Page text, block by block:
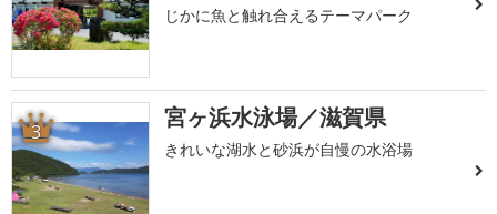
じかに魚と触れ合えるテーマパーク
3 宮ヶ浜水泳場／滋賀県
きれいな湖水と砂浜が自慢の水浴場